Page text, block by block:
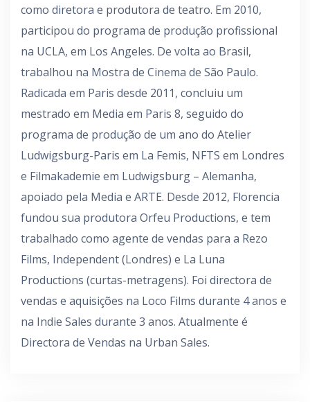
como diretora e produtora de teatro. Em 2010,
participou do programa de produção profissional
na UCLA, em Los Angeles. De volta ao Brasil,
trabalhou na Mostra de Cinema de São Paulo.
Radicada em Paris desde 2011, concluiu um
mestrado em Media em Paris 8, seguido do
programa de produção de um ano do Atelier
Ludwigsburg-Paris em La Femis, NFTS em Londres
e Filmakademie em Ludwigsburg – Alemanha,
apoiado pela Media e ARTE. Desde 2012, Florencia
fundou sua produtora Orfeu Productions, e tem
trabalhado como agente de vendas para a Rezo
Films, Independent (Londres) e La Luna
Productions (curtas-metragens). Foi directora de
vendas e aquisições na Loco Films durante 4 anos e
na Indie Sales durante 3 anos. Atualmente é
Directora de Vendas na Urban Sales.